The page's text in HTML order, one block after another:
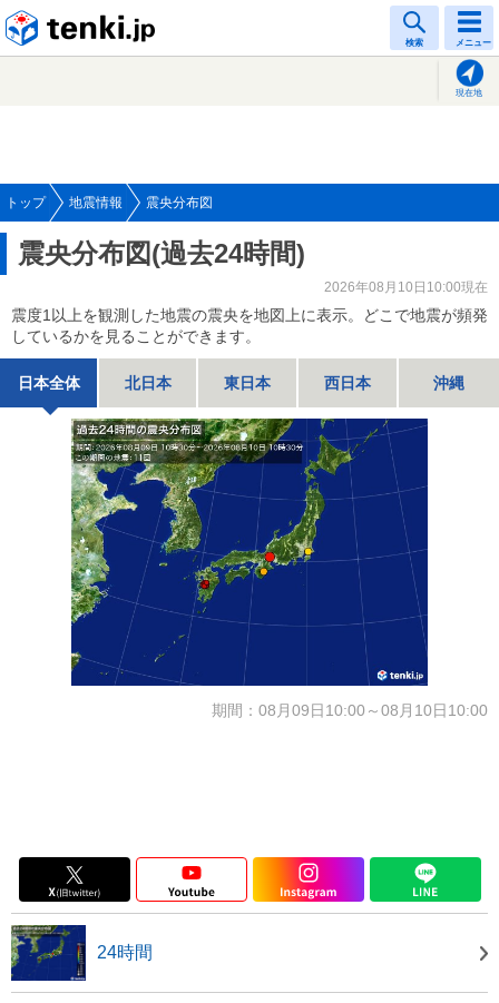
検索 メニュー
現在地
トップ 地震情報 震央分布図
震央分布図(過去24時間)
2026年08月10日10:00現在
震度1以上を観測した地震の震央を地図上に表示。どこで地震が頻発
しているかを見ることができます。
日本全体 北日本 東日本 西日本 沖縄
期間：08月09日10:00～08月10日10:00
24時間